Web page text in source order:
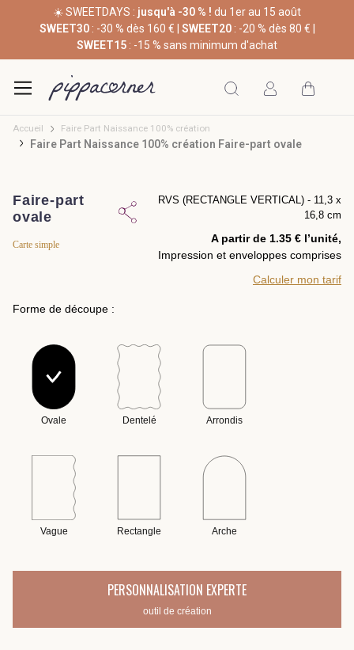
☀️ SWEETDAYS : jusqu'à -30 % ! du 1er au 15 août
SWEET30: -30 % dès 160 € | SWEET20: -20 % dès 80 € |
SWEET15 : -15 % sans minimum d'achat
Accueil Faire Part Naissance 100% création
Faire Part Naissance 100% création Faire-part ovale
Faire-part
ovale
Carte simple
RVS (RECTANGLE VERTICAL) - 11,3 x
16,8 cm
A partir de 1.35 € l’unité,
Impression et enveloppes comprises
Calculer mon tarif
Forme de découpe :
Ovale Dentelé Arrondis
Vague Rectangle Arche
PERSONNALISATION EXPERTE
outil de création